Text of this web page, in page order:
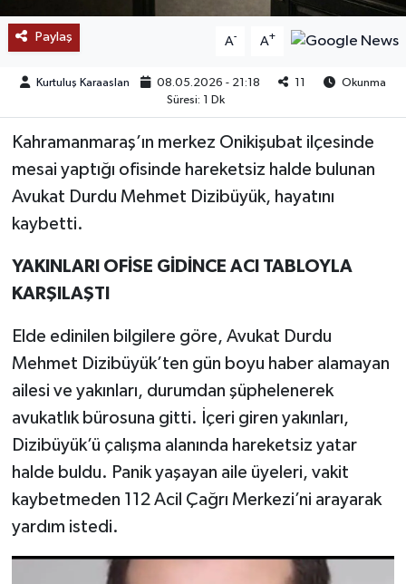
Paylaş A- A+
Kurtuluş Karaaslan 08.05.2026 - 21:18 11
Okunma
Süresi: 1 Dk
Kahramanmaraş’ın merkez Onikişubat ilçesinde
mesai yaptığı ofisinde hareketsiz halde bulunan
Avukat Durdu Mehmet Dizibüyük, hayatını
kaybetti.
YAKINLARI OFİSE GİDİNCE ACI TABLOYLA
KARŞILAŞTI
Elde edinilen bilgilere göre, Avukat Durdu
Mehmet Dizibüyük’ten gün boyu haber alamayan
ailesi ve yakınları, durumdan şüphelenerek
avukatlık bürosuna gitti. İçeri giren yakınları,
Dizibüyük’ü çalışma alanında hareketsiz yatar
halde buldu. Panik yaşayan aile üyeleri, vakit
kaybetmeden 112 Acil Çağrı Merkezi’ni arayarak
yardım istedi.
KEŞFET
POPÜLER
TREND
MEDYA
OTOMOTİV
YAŞAM
KÜLTÜR SANAT